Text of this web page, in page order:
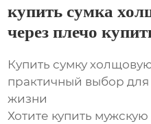
купить сумка
через плечо
Купить сумку
практичный выбор для
жизни
Хотите купить